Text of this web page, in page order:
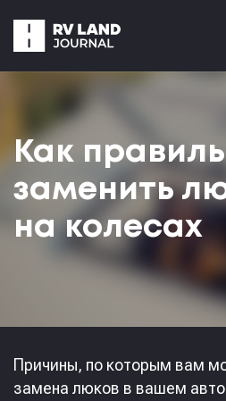
Как
заменить
на колесах
Причины, по которым вам
замена люков в вашем